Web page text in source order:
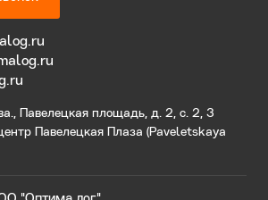
Павелецкая площадь, д. 2, с. 2, 3
Павелецкая Плаза (Paveletskaya